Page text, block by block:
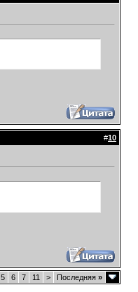
#10
5 6 7 11 > Последняя »